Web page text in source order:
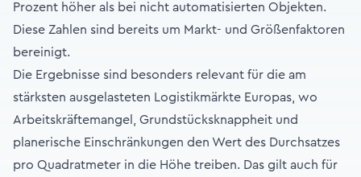
Prozent höher als bei nicht automatisierten Objekten.
Diese Zahlen sind bereits um Markt- und Größenfaktoren
bereinigt.
Die Ergebnisse sind besonders relevant für die am
stärksten ausgelasteten Logistikmärkte Europas, wo
Arbeitskräftemangel, Grundstücksknappheit und
planerische Einschränkungen den Wert des Durchsatzes
pro Quadratmeter in die Höhe treiben. Das gilt auch für